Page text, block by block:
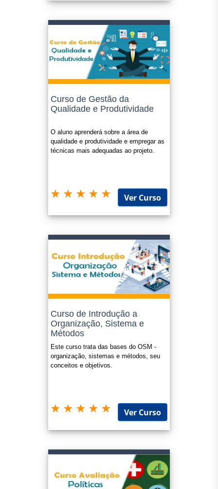
Curso de Gestão da
Qualidade e Produtividade
O aluno aprenderá sobre a área de
qualidade e produtividade e empregar as
técnicas mais adequadas ao projeto.
Ver Curso
Curso de Introdução a
Organização, Sistema e
Métodos
Este curso trata das bases do OSM -
organização, sistemas e métodos, seu
conceitos e objetivos.
Ver Curso